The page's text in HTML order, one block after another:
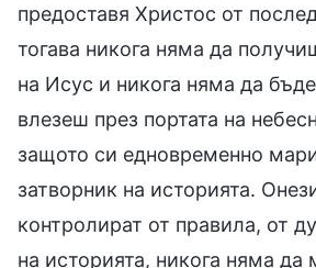
предоставя Христос от
тогава никога няма да
на Исус и никога няма да
влезеш през портата на
защото си едновременно
затворник на историята.
контролират от правила, от
на историята, никога няма да